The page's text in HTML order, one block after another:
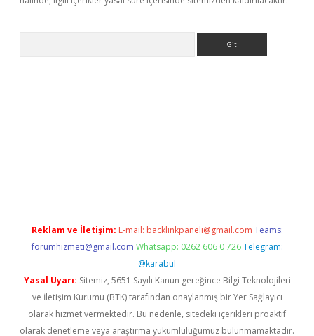
Reklam ve İletişim: E-mail: backlinkpaneli@gmail.com Teams:
forumhizmeti@gmail.com Whatsapp: 0262 606 0 726 Telegram:
@karabul
Yasal Uyarı: Sitemiz, 5651 Sayılı Kanun gereğince Bilgi Teknolojileri
ve İletişim Kurumu (BTK) tarafından onaylanmış bir Yer Sağlayıcı
olarak hizmet vermektedir. Bu nedenle, sitedeki içerikleri proaktif
olarak denetleme veya araştırma yükümlülüğümüz bulunmamaktadır.